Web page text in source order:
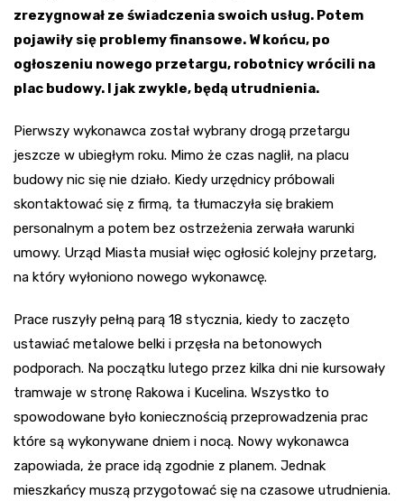
zrezygnował ze świadczenia swoich usług. Potem
pojawiły się problemy finansowe. W końcu, po
ogłoszeniu nowego przetargu, robotnicy wrócili na
plac budowy. I jak zwykle, będą utrudnienia.
Pierwszy wykonawca został wybrany drogą przetargu
jeszcze w ubiegłym roku. Mimo że czas naglił, na placu
budowy nic się nie działo. Kiedy urzędnicy próbowali
skontaktować się z firmą, ta tłumaczyła się brakiem
personalnym a potem bez ostrzeżenia zerwała warunki
umowy. Urząd Miasta musiał więc ogłosić kolejny przetarg,
na który wyłoniono nowego wykonawcę.
Prace ruszyły pełną parą 18 stycznia, kiedy to zaczęto
ustawiać metalowe belki i przęsła na betonowych
podporach. Na początku lutego przez kilka dni nie kursowały
tramwaje w stronę Rakowa i Kucelina. Wszystko to
spowodowane było koniecznością przeprowadzenia prac
które są wykonywane dniem i nocą. Nowy wykonawca
zapowiada, że prace idą zgodnie z planem. Jednak
mieszkańcy muszą przygotować się na czasowe utrudnienia.